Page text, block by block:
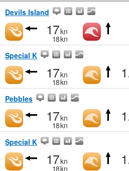
Devils Island
17kn
18kn
Special K
17kn
18kn
Pebbles
17kn
18kn
Special K
17kn
18kn